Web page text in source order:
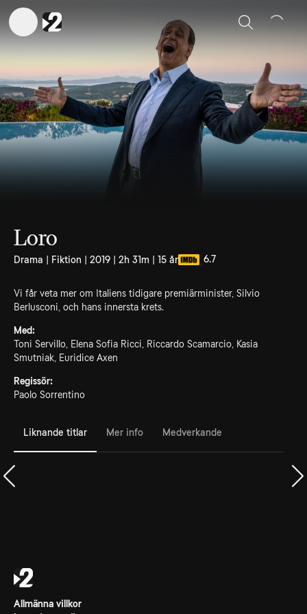
Sök
Loro
Drama | Fiktion | 2019 | 2h 31m | 15 år 6.7
Vi får veta mer om Italiens tidigare premiärminister, Silvio
Berlusconi, och hans innersta krets.
Med:
Toni Servillo, Elena Sofia Ricci, Riccardo Scamarcio, Kasia
Smutniak, Euridice Axen
Regissör:
Paolo Sorrentino
Liknande titlar Mer info Medverkande
Allmänna villkor